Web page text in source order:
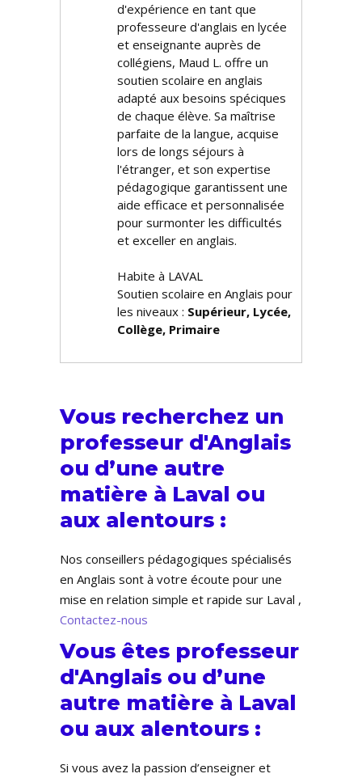
d'expérience en tant que
professeure d'anglais en lycée
et enseignante auprès de
collégiens, Maud L. offre un
soutien scolaire en anglais
adapté aux besoins spécifiques
de chaque élève. Sa maîtrise
parfaite de la langue, acquise
lors de longs séjours à
l'étranger, et son expertise
pédagogique garantissent une
aide efficace et personnalisée
pour surmonter les difficultés
et exceller en anglais.
Habite à LAVAL
Soutien scolaire en Anglais pour
les niveaux : Supérieur, Lycée,
Collège, Primaire
Vous recherchez un
professeur d'Anglais
ou d’une autre
matière à Laval ou
aux alentours :
Nos conseillers pédagogiques spécialisés
en Anglais sont à votre écoute pour une
mise en relation simple et rapide sur Laval ,
Contactez-nous
Vous êtes professeur
d'Anglais ou d’une
autre matière à Laval
ou aux alentours :
Si vous avez la passion d’enseigner et